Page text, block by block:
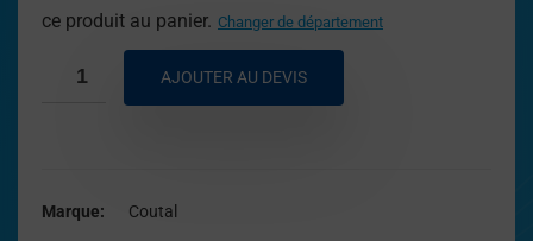
ce produit au panier. Changer de département
AJOUTER AU DEVIS
Marque Coutal